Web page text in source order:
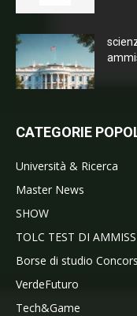
CATEGORIE
Università & Ricerca
Master News
SHOW
TOLC TEST DI
Borse di studio
VerdeFuturo
Tech&Game